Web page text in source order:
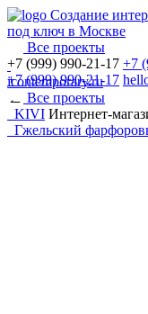
Создание
под ключ в Москве
Все проекты
+7 (999) 990-21-17 +7
+7 (999) 990-21-17
icontemporary.ru
→ Все проекты
KIVI Интернет-
Гжельский